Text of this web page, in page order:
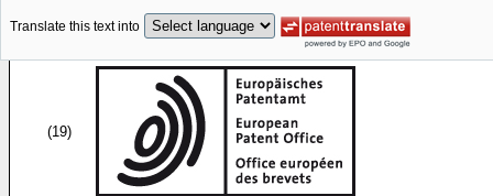
Translate this text into
(19)